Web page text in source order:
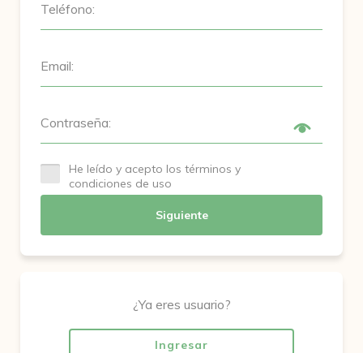
Teléfono:
Email:
Contraseña:
He leído y acepto los términos y
condiciones de uso
Siguiente
¿Ya eres usuario?
Ingresar